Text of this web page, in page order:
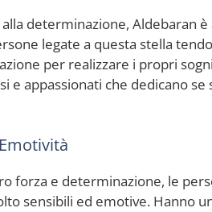
determinazione, Aldebaran
legate a questa stella
per realizzare i propri
e appassionati che dedicano
forza e determinazione, le
sensibili ed emotive. Hanno